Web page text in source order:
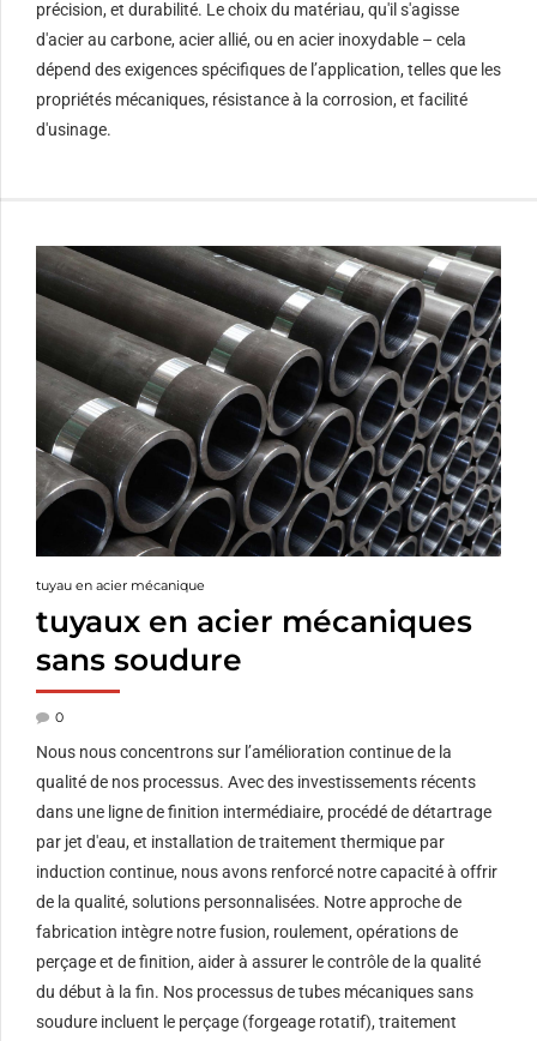
précision, et durabilité. Le choix du matériau, qu'il s'agisse
d'acier au carbone, acier allié, ou en acier inoxydable – cela
dépend des exigences spécifiques de l’application, telles que les
propriétés mécaniques, résistance à la corrosion, et facilité
d'usinage.
tuyau en acier mécanique
tuyaux en acier mécaniques
sans soudure
0
Nous nous concentrons sur l’amélioration continue de la
qualité de nos processus. Avec des investissements récents
dans une ligne de finition intermédiaire, procédé de détartrage
par jet d'eau, et installation de traitement thermique par
induction continue, nous avons renforcé notre capacité à offrir
de la qualité, solutions personnalisées. Notre approche de
fabrication intègre notre fusion, roulement, opérations de
perçage et de finition, aider à assurer le contrôle de la qualité
du début à la fin. Nos processus de tubes mécaniques sans
soudure incluent le perçage (forgeage rotatif), traitement